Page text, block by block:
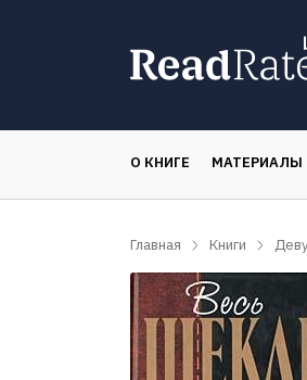
О КНИГЕ МАТЕРИАЛЫ
Главная Книги